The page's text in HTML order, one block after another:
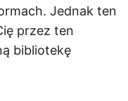
Jednak ten
przez ten
bibliotekę